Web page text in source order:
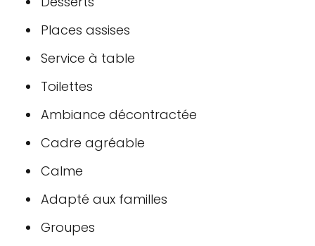
Places assises
Service à table
Toilettes
Ambiance décontractée
Cadre agréable
Calme
Adapté aux familles
Groupes